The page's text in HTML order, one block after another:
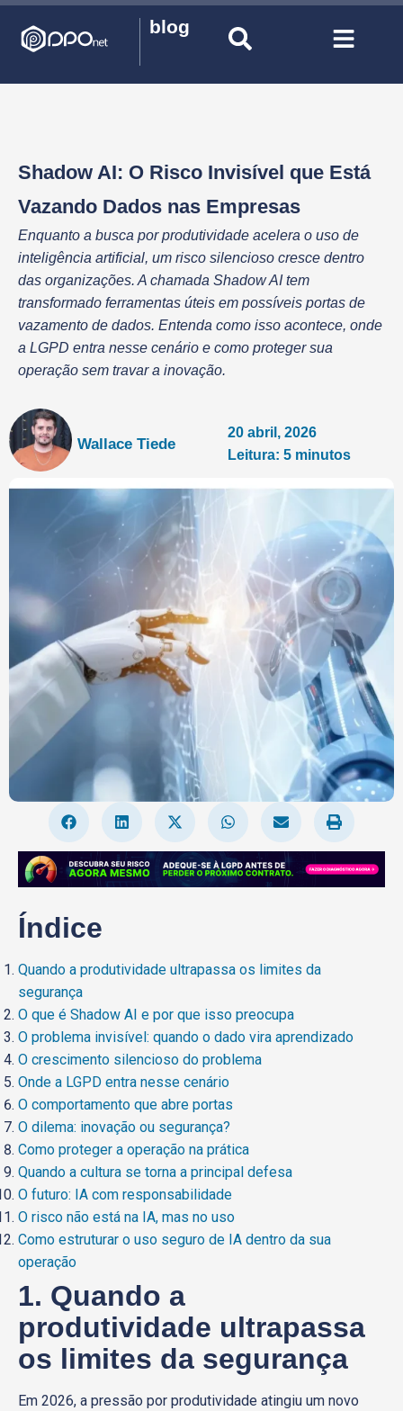
blog
Shadow AI: O Risco Invisível que Está
Vazando Dados nas Empresas
Enquanto a busca por produtividade acelera o uso de
inteligência artificial, um risco silencioso cresce dentro
das organizações. A chamada Shadow AI tem
transformado ferramentas úteis em possíveis portas de
vazamento de dados. Entenda como isso acontece, onde
a LGPD entra nesse cenário e como proteger sua
operação sem travar a inovação.
Wallace Tiede
20 abril, 2026
Leitura: 5 minutos
Índice
Quando a produtividade ultrapassa os limites da
segurança
O que é Shadow AI e por que isso preocupa
O problema invisível: quando o dado vira aprendizado
O crescimento silencioso do problema
Onde a LGPD entra nesse cenário
O comportamento que abre portas
O dilema: inovação ou segurança?
Como proteger a operação na prática
Quando a cultura se torna a principal defesa
O futuro: IA com responsabilidade
O risco não está na IA, mas no uso
Como estruturar o uso seguro de IA dentro da sua
operação
1. Quando a
produtividade ultrapassa
os limites da segurança
Em 2026, a pressão por produtividade atingiu um novo